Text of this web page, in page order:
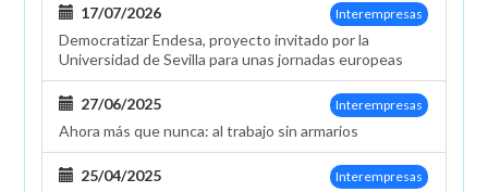
RHO
Interempresas
17/07/2026
Democratizar Endesa, proyecto invitado por la
Universidad de Sevilla para unas jornadas europeas
Interempresas
27/06/2025
Ahora más que nunca: al trabajo sin armarios
Interempresas
25/04/2025